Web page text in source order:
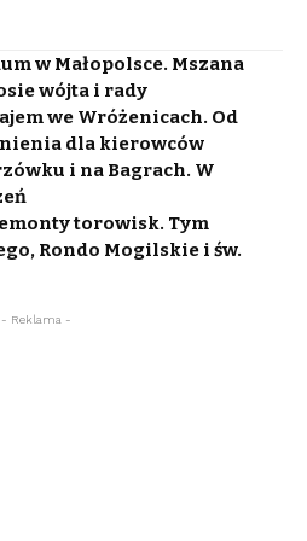
w Małopolsce. Mszana
wójta i rady
we Wróżenicach. Od
dla kierowców
i na Bagrach. W
torowisk. Tym
Rondo Mogilskie i św.
- Reklama -